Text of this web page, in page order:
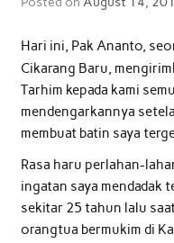
Hari ini, Pak Ananto,
Cikarang Baru,
Tarhim kepada kami
mendengarkannya
membuat batin saya
Rasa haru perlahan-
ingatan saya mendadak
sekitar 25 tahun lalu
orangtua bermukim di